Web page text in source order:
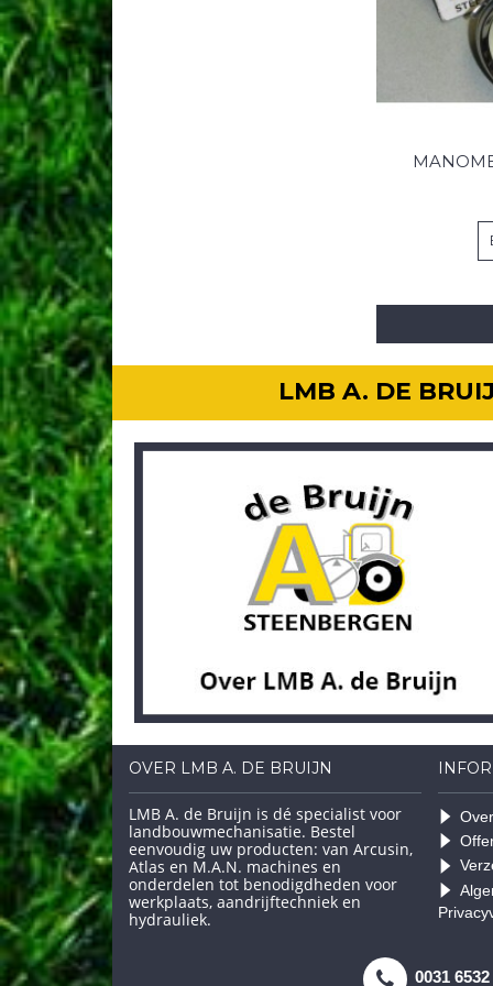
LMB A. DE
OVER LMB A. DE BRUIJN
LMB A. de Bruijn is dé specialist voor
landbouwmechanisatie. Bestel
eenvoudig uw producten: van Arcusin,
Atlas en M.A.N. machines en
onderdelen tot benodigdheden voor
werkplaats, aandrijftechniek en
hydrauliek.
0031